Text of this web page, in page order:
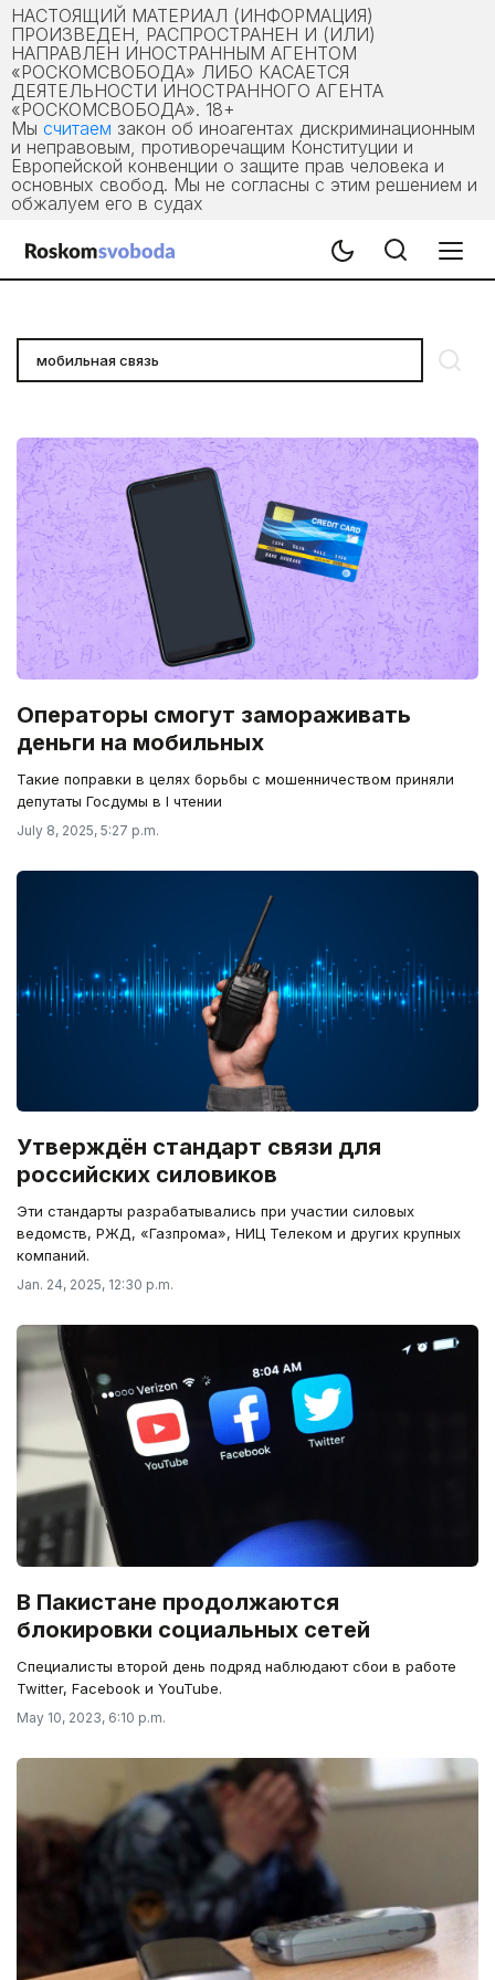
НАСТОЯЩИЙ МАТЕРИАЛ (ИНФОРМАЦИЯ)
ПРОИЗВЕДЕН, РАСПРОСТРАНЕН И (ИЛИ)
НАПРАВЛЕН ИНОСТРАННЫМ АГЕНТОМ
«РОСКОМСВОБОДА» ЛИБО КАСАЕТСЯ
ДЕЯТЕЛЬНОСТИ ИНОСТРАННОГО АГЕНТА
«РОСКОМСВОБОДА». 18+
Мы считаем закон об иноагентах дискриминационным
и неправовым, противоречащим Конституции и
Европейской конвенции о защите прав человека и
основных свобод. Мы не согласны с этим решением и
обжалуем его в судах
Операторы смогут замораживать
деньги на мобильных
Такие поправки в целях борьбы с мошенничеством приняли
депутаты Госдумы в I чтении
July 8, 2025, 5:27 p.m.
Утверждён стандарт связи для
российских силовиков
Эти стандарты разрабатывались при участии силовых
ведомств, РЖД, «Газпрома», НИЦ Телеком и других крупных
компаний.
Jan. 24, 2025, 12:30 p.m.
В Пакистане продолжаются
блокировки социальных сетей
Специалисты второй день подряд наблюдают сбои в работе
Twitter, Facebook и YouTube.
May 10, 2023, 6:10 p.m.